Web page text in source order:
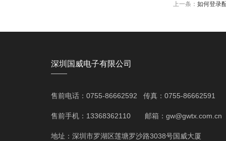
上一条： 如何登录
深圳国威电子有限公司
——
售前电话：0755-86662592 传真：0755-86662591
售前手机：13368362110 邮箱：gw@gwtx.com.cn
地址：深圳市罗湖区莲塘罗沙路3038号国威大厦